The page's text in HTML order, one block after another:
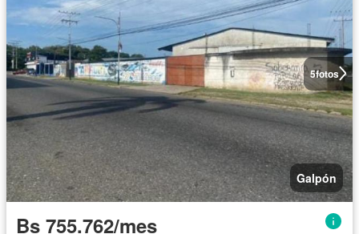
5fotos
Galpón
Bs 755.762/mes